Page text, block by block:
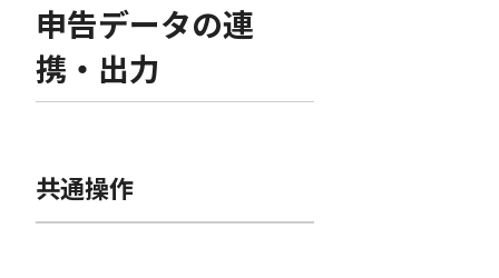
申告データの連
携・出力
共通操作